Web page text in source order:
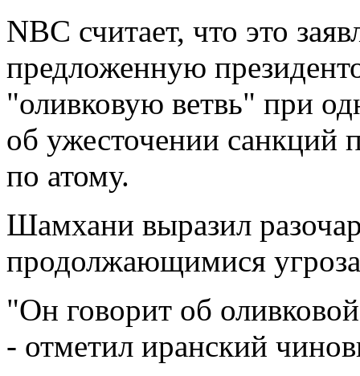
NBC считает, что это
предложенную
"оливковую ветвь" при
об ужесточении санкций
по атому.
Шамхани выразил
продолжающимися
"Он говорит об
- отметил иранский